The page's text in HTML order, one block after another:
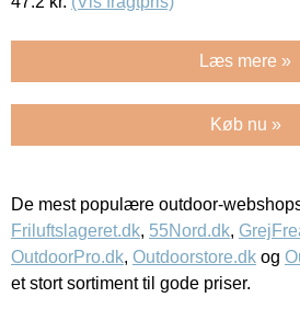
Læs mere »
Køb nu »
De mest populære outdoor-
Friluftslageret.dk, 55Nord.dk,
OutdoorPro.dk, Outdoorstore.dk og
et stort sortiment til gode priser.